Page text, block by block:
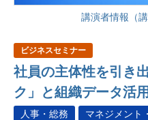
講演者情報（
ビジネスセミナー
社員の主体性を引き
ク」と組織データ活
人事・総務
マネジメント